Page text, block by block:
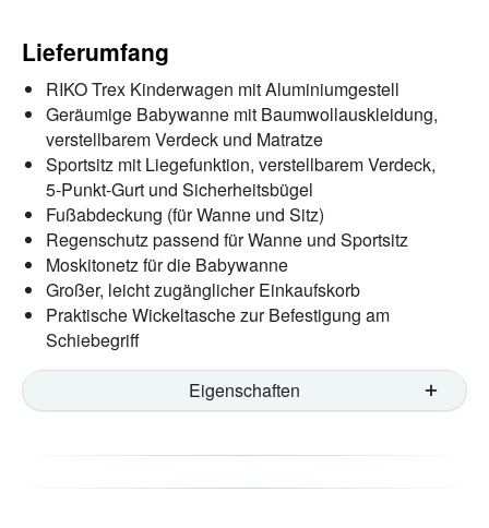
Lieferumfang
RIKO Trex Kinderwagen mit Aluminiumgestell
Geräumige Babywanne mit Baumwollauskleidung,
verstellbarem Verdeck und Matratze
Sportsitz mit Liegefunktion, verstellbarem Verdeck,
5-Punkt-Gurt und Sicherheitsbügel
Fußabdeckung (für Wanne und Sitz)
Regenschutz passend für Wanne und Sportsitz
Moskitonetz für die Babywanne
Großer, leicht zugänglicher Einkaufskorb
Praktische Wickeltasche zur Befestigung am
Schiebegriff
Eigenschaften